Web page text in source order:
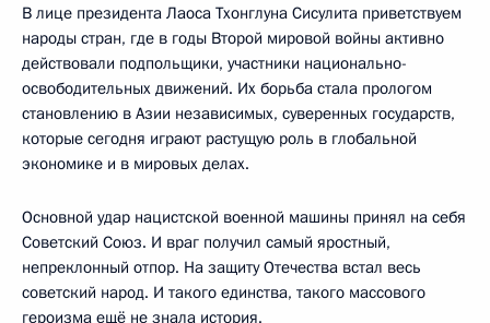
В лице президента Лаоса Тхонглуна Сисулита приветствуем
народы стран, где в годы Второй мировой войны активно
действовали подпольщики, участники национально-
освободительных движений. Их борьба стала прологом
становлению в Азии независимых, суверенных государств,
которые сегодня играют растущую роль в глобальной
экономике и в мировых делах.
Основной удар нацистской военной машины принял на себя
Советский Союз. И враг получил самый яростный,
непреклонный отпор. На защиту Отечества встал весь
советский народ. И такого единства, такого массового
героизма ещё не знала история.